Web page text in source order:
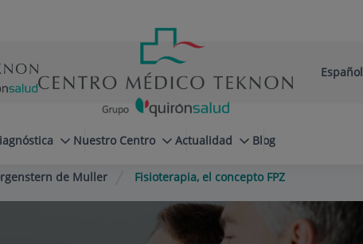
Selector
Idioma
Español
Nuestro Centro Actualidad Blog
de Muller Fisioterapia, el concepto FPZ